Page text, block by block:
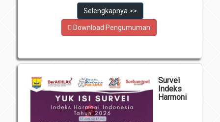
Selengkapnya >>
Download Pengumuman
Survei
Indeks
Harmoni